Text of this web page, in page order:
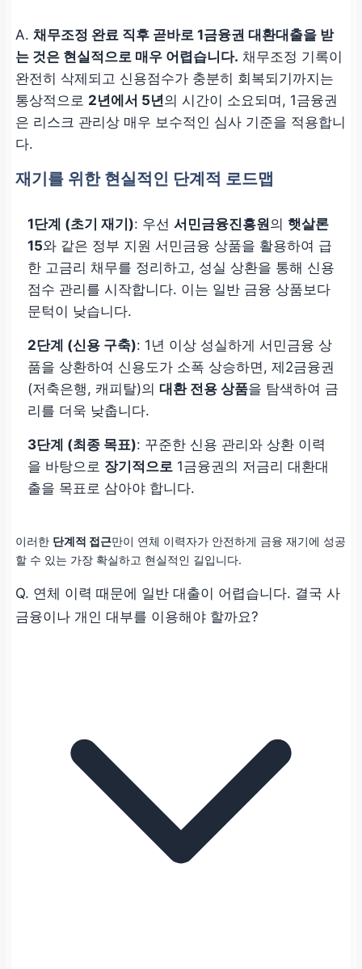
A. 채무조정 완료 직후 곧바로 1금융권 대환대출을 받
는 것은 현실적으로 매우 어렵습니다. 채무조정 기록이
완전히 삭제되고 신용점수가 충분히 회복되기까지는
통상적으로 2년에서 5년의 시간이 소요되며, 1금융권
은 리스크 관리상 매우 보수적인 심사 기준을 적용합니
다.
재기를 위한 현실적인 단계적 로드맵
1단계 (초기 재기): 우선 서민금융진흥원의 햇살론
15와 같은 정부 지원 서민금융 상품을 활용하여 급
한 고금리 채무를 정리하고, 성실 상환을 통해 신용
점수 관리를 시작합니다. 이는 일반 금융 상품보다
문턱이 낮습니다.
2단계 (신용 구축): 1년 이상 성실하게 서민금융 상
품을 상환하여 신용도가 소폭 상승하면, 제2금융권
(저축은행, 캐피탈)의 대환 전용 상품을 탐색하여 금
리를 더욱 낮춥니다.
3단계 (최종 목표): 꾸준한 신용 관리와 상환 이력
을 바탕으로 장기적으로 1금융권의 저금리 대환대
출을 목표로 삼아야 합니다.
이러한 단계적 접근만이 연체 이력자가 안전하게 금융 재기에 성공
할 수 있는 가장 확실하고 현실적인 길입니다.
Q. 연체 이력 때문에 일반 대출이 어렵습니다. 결국 사
금융이나 개인 대부를 이용해야 할까요?